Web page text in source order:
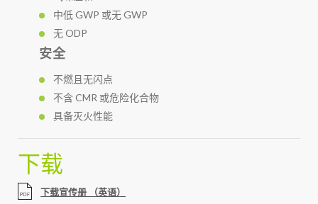
中低 GWP 或无 GWP
无 ODP
安全
不燃且无闪点
不含 CMR 或危险化合物
具备灭火性能
下载
下载宣传册 （英语）